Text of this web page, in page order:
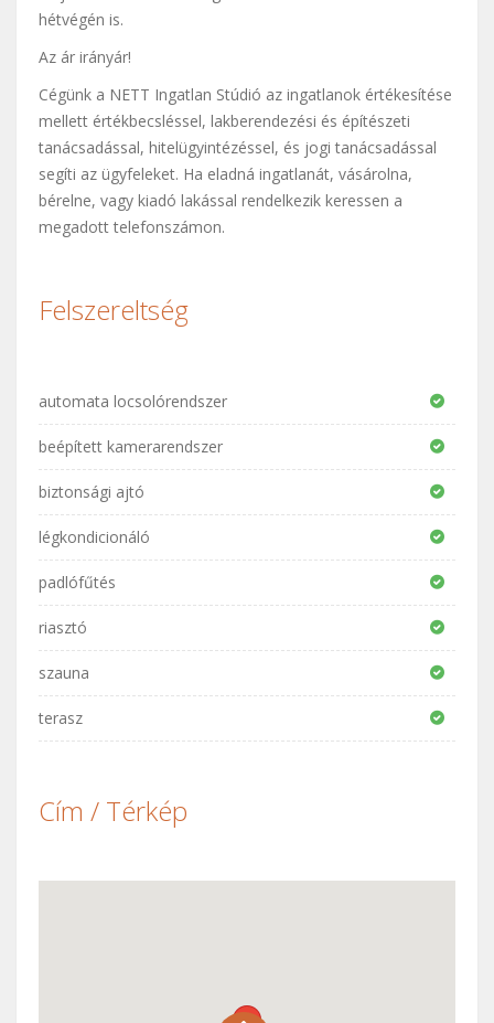
hétvégén is.
Az ár irányár!
Cégünk a NETT Ingatlan Stúdió az ingatlanok értékesítése
mellett értékbecsléssel, lakberendezési és építészeti
tanácsadással, hitelügyintézéssel, és jogi tanácsadással
segíti az ügyfeleket. Ha eladná ingatlanát, vásárolna,
bérelne, vagy kiadó lakással rendelkezik keressen a
megadott telefonszámon.
Felszereltség
automata locsolórendszer
beépített kamerarendszer
biztonsági ajtó
légkondicionáló
padlófűtés
riasztó
szauna
terasz
Cím / Térkép